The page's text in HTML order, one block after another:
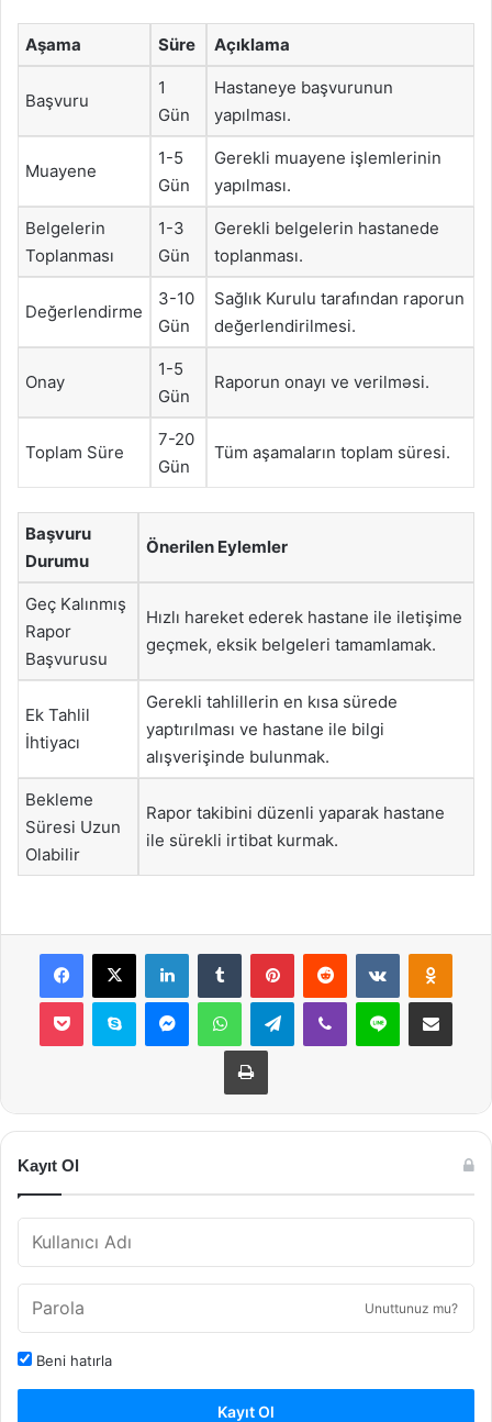
Aşama Süre Açıklama
Başvuru
1
Gün
Hastaneye başvurunun
yapılması.
Muayene
1-5
Gün
Gerekli muayene işlemlerinin
yapılması.
Belgelerin
Toplanması
1-3
Gün
Gerekli belgelerin hastanede
toplanması.
Değerlendirme
3-10
Gün
Sağlık Kurulu tarafından raporun
değerlendirilmesi.
Onay
1-5
Gün
Raporun onayı ve verilməsi.
Toplam Süre
7-20
Gün
Tüm aşamaların toplam süresi.
Başvuru
Durumu
Önerilen Eylemler
Geç Kalınmış
Rapor
Başvurusu
Hızlı hareket ederek hastane ile iletişime
geçmek, eksik belgeleri tamamlamak.
Ek Tahlil
İhtiyacı
Gerekli tahlillerin en kısa sürede
yaptırılması ve hastane ile bilgi
alışverişinde bulunmak.
Bekleme
Süresi Uzun
Olabilir
Rapor takibini düzenli yaparak hastane
ile sürekli irtibat kurmak.
Facebook
X LinkedInTumblr PinterestReddit VKontakte
Pocket Skype MessengerWhatsAppTelegramViber Line E-Posta ile
Yazdır
Kayıt Ol
Unuttunuz mu?
Beni hatırla
Kayıt Ol